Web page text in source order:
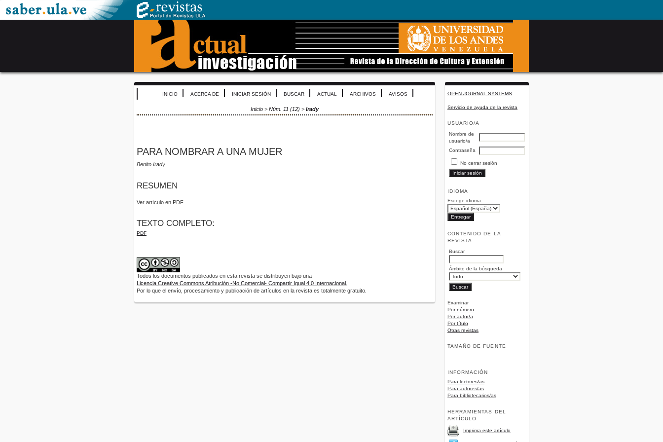
OPEN JOURNAL SYSTEMS
Servicio de ayuda de la revista
USUARIO/A
Nombre de
usuario/a
Contraseña
No cerrar sesión
IDIOMA
Escoge idioma
CONTENIDO DE LA
REVISTA
Buscar
Ámbito de la búsqueda
Examinar
Por número
Por autor/a
Por título
Otras revistas
TAMAÑO DE FUENTE
INFORMACIÓN
Para lectores/as
Para autores/as
Para bibliotecarios/as
HERRAMIENTAS DEL
ARTÍCULO
Imprima este artículo
INICIO ACERCA DE INICIAR SESIÓN BUSCAR ACTUAL ARCHIVOS AVISOS
Inicio > Núm. 11 (12) > Irady
PARA NOMBRAR A UNA MUJER
Benito Irady
RESUMEN
Ver artículo en PDF
TEXTO COMPLETO:
PDF
Todos los documentos publicados en esta revista se distribuyen bajo una
Licencia Creative Commons Atribución -No Comercial- Compartir Igual 4.0 Internacional.
Por lo que el envío, procesamiento y publicación de artículos en la revista es totalmente gratuito.